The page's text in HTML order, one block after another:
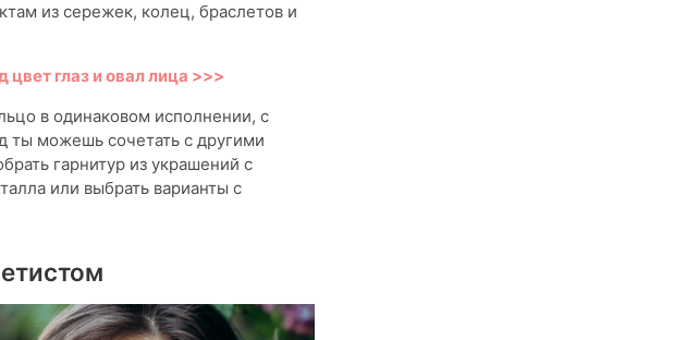
из сережек, колец, браслетов и
цвет глаз и овал лица >>>
в одинаковом исполнении, с
ты можешь сочетать с другими
гарнитур из украшений с
или выбрать варианты с